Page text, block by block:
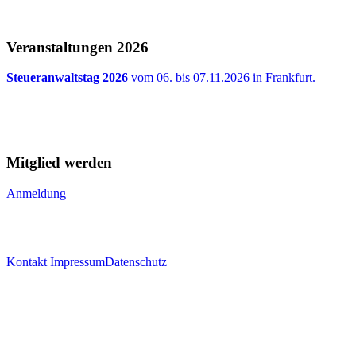
Veranstaltungen 2026
Steueranwaltstag 2026 vom 06. bis 07.11.2026 in Frankfurt.
Mitglied werden
Anmeldung
Kontakt ImpressumDatenschutz